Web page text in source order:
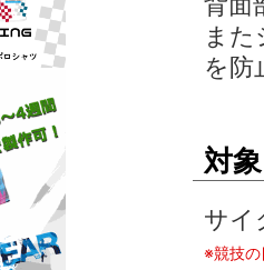
ま
を防
対
サイ
※競技の